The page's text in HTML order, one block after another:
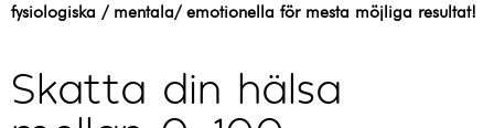
fysiologiska / mentala/ emotionella för mesta möjliga resultat!
Skatta din hälsa